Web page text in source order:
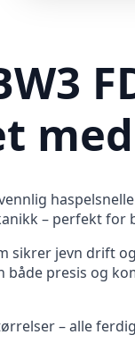
– perfekt
sikrer jevn drift
både presis og
– alle